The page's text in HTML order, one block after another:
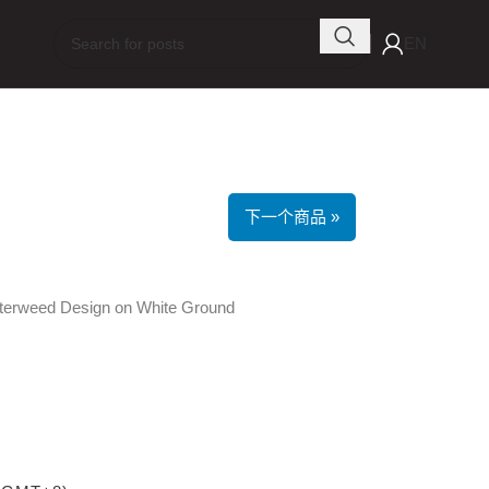
下一个商品 »
Design on White Ground